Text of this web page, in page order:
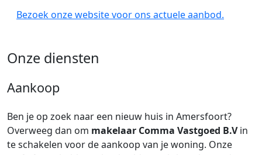
Bezoek onze website voor ons actuele aanbod.
Onze diensten
Aankoop
Ben je op zoek naar een nieuw huis in Amersfoort?
Overweeg dan om makelaar Comma Vastgoed B.Vin
te schakelen voor de aankoop van je woning. Onze